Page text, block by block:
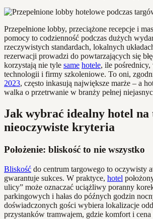
Przepełnione lobby, przeciążone recepcje i
pomocy to codzienność podczas dużych
rzeczywistych standardach, lokalnych
rezerwacji prowadzi do powtarzających się
korzystają nie tyle same hotele, ile
technologii i firmy szkoleniowe. To oni,
2023, często inkasują największe marże – a
walka o przetrwanie w branży pełnej
Jak wybrać idealny hotel
nieoczywiste kryteria
Położenie: bliskość to nie wszystko
Bliskość do centrum targowego to oczywisty
gwarantuje sukces. W praktyce, hotel
ulicy” może oznaczać uciążliwy poranny
parkingowych i hałas do późnych godzin
doświadczonych gości wybiera lokalizacje
przystanków tramwajem, gdzie komfort i cena